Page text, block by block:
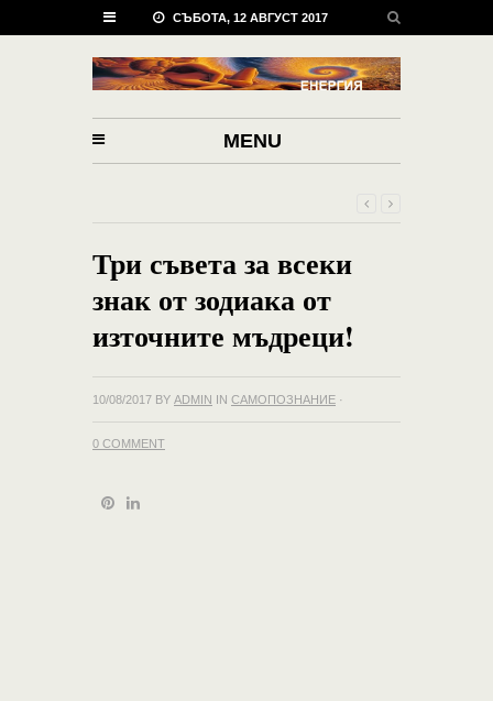
СЪБОТА, 12 АВГУСТ 2017
MENU
Три съвета за всеки
знак от зодиака от
източните мъдреци!
10/08/2017 BY ADMIN IN САМОПОЗНАНИЕ ·
0 COMMENT